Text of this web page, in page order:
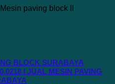
BLOCK SURABAYA
I JUAL MESIN PAVING